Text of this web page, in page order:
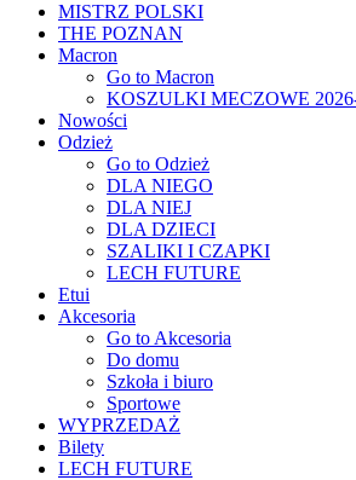
MISTRZ POLSKI
THE POZNAN
Macron
Go to Macron
KOSZULKI MECZOWE
Nowości
Odzież
Go to Odzież
DLA NIEGO
DLA NIEJ
DLA DZIECI
SZALIKI I CZAPKI
LECH FUTURE
Etui
Akcesoria
Go to Akcesoria
Do domu
Szkoła i biuro
Sportowe
WYPRZEDAŻ
Bilety
LECH FUTURE